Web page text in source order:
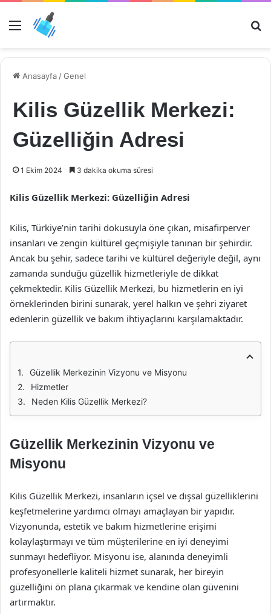
Menü
Anasayfa /Genel
Kilis Güzellik Merkezi:
Güzelliğin Adresi
1 Ekim 2024 3 dakika okuma süresi
Kilis Güzellik Merkezi: Güzelliğin Adresi
Kilis, Türkiye’nin tarihi dokusuyla öne çıkan, misafirperver
insanları ve zengin kültürel geçmişiyle tanınan bir şehirdir.
Ancak bu şehir, sadece tarihi ve kültürel değeriyle değil, aynı
zamanda sunduğu güzellik hizmetleriyle de dikkat
çekmektedir. Kilis Güzellik Merkezi, bu hizmetlerin en iyi
örneklerinden birini sunarak, yerel halkın ve şehri ziyaret
edenlerin güzellik ve bakım ihtiyaçlarını karşılamaktadır.
Güzellik Merkezinin Vizyonu ve Misyonu
Hizmetler
Neden Kilis Güzellik Merkezi?
Güzellik Merkezinin Vizyonu ve
Misyonu
Kilis Güzellik Merkezi, insanların içsel ve dışsal güzelliklerini
keşfetmelerine yardımcı olmayı amaçlayan bir yapıdır.
Vizyonunda, estetik ve bakım hizmetlerine erişimi
kolaylaştırmayı ve tüm müşterilerine en iyi deneyimi
sunmayı hedefliyor. Misyonu ise, alanında deneyimli
profesyonellerle kaliteli hizmet sunarak, her bireyin
güzelliğini ön plana çıkarmak ve kendine olan güvenini
artırmaktır.